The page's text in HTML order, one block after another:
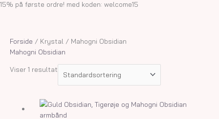
15% på første ordre! med koden: welcome15
Forside / Krystal / Mahogni Obsidian
Mahogni Obsidian
Viser 1 resultat